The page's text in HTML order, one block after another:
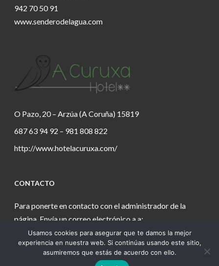
942 70 50 91
www.senderodelagua.com
O Pazo, 20 – Arzúa (A Coruña) 15819
687 63 94 92 – 981 808 822
http://www.hotelacuruxa.com/
CONTACTO
Para ponerte en contacto con el administrador de la
página. Envía un correo electrónico a a:
estanochetecuento@gmail.com
Usamos cookies para asegurar que te damos la mejor
experiencia en nuestra web. Si continúas usando este sitio,
asumiremos que estás de acuerdo con ello.